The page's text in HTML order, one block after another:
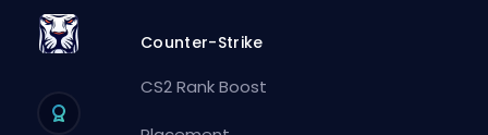
Counter-Strike
CS2 Rank Boost